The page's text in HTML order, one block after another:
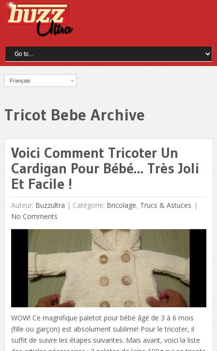
Français
Tricot Bebe Archive
Voici Comment Tricoter Un
Cardigan Pour Bébé… Très Joli
Et Facile !
Auteur: Buzzultra | Catégorie: Bricolage, Trucs & Astuces
No Comments
WOW! Ce magnifique paletot pour bébé âgé de 3 à 6 mois
(fille ou garçon) est absolument sublime! Pour le tricoter, il
suffit de suivre les étapes suivantes. Mais avant, voici la liste